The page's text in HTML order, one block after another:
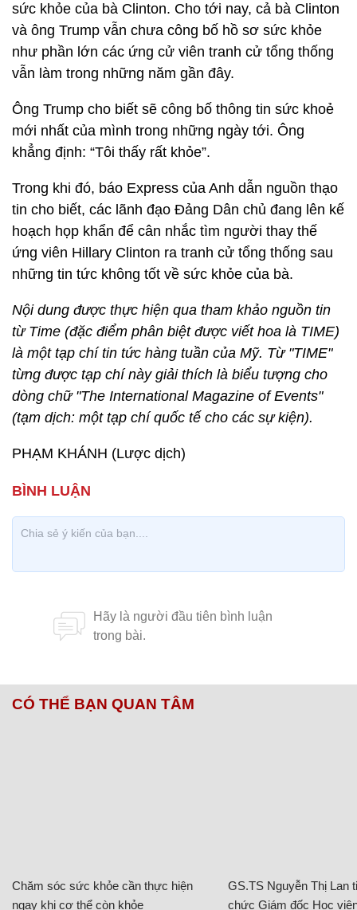
sức khỏe của bà Clinton. Cho tới nay, cả bà Clinton
và ông Trump vẫn chưa công bố hồ sơ sức khỏe
như phần lớn các ứng cử viên tranh cử tổng thống
vẫn làm trong những năm gần đây.
Ông Trump cho biết sẽ công bố thông tin sức khoẻ
mới nhất của mình trong những ngày tới. Ông
khẳng định: “Tôi thấy rất khỏe”.
Trong khi đó, báo Express của Anh dẫn nguồn thạo
tin cho biết, các lãnh đạo Đảng Dân chủ đang lên kế
hoạch họp khẩn để cân nhắc tìm người thay thế
ứng viên Hillary Clinton ra tranh cử tổng thống sau
những tin tức không tốt về sức khỏe của bà.
Nội dung được thực hiện qua tham khảo nguồn tin
từ Time (đặc điểm phân biệt được viết hoa là TIME)
là một tạp chí tin tức hàng tuần của Mỹ. Từ "TIME"
từng được tạp chí này giải thích là biểu tượng cho
dòng chữ "The International Magazine of Events"
(tạm dịch: một tạp chí quốc tế cho các sự kiện).
PHẠM KHÁNH (Lược dịch)
CÓ THỂ BẠN QUAN TÂM
Chăm sóc sức khỏe cần thực hiện
ngay khi cơ thể còn khỏe
GS.TS Nguyễn Thị Lan
chức Giám đốc Học